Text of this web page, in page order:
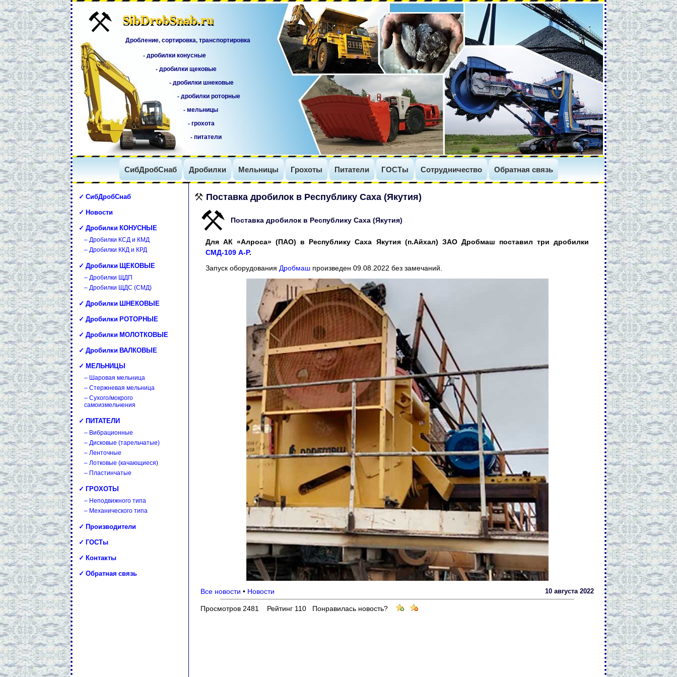
SibDrobSnab.ru
SibDrobSnab.ru
Дробление, сортировка, транспортировка
- дробилки конусные
- дробилки щековые
- дробилки шнековые
- дробилки роторные
- мельницы
- грохота
- питатели
СибДробСнаб Дробилки Мельницы Грохоты Питатели ГОСТы Сотрудничество Обратная связь
✓ СибДробСнаб
✓ Новости
✓ Дробилки КОНУСНЫЕ
– Дробилки КСД и КМД
– Дробилки ККД и КРД
✓ Дробилки ЩЕКОВЫЕ
– Дробилки ЩДП
– Дробилки ЩДС (СМД)
✓ Дробилки ШНЕКОВЫЕ
✓ Дробилки РОТОРНЫЕ
✓ Дробилки МОЛОТКОВЫЕ
✓ Дробилки ВАЛКОВЫЕ
✓ МЕЛЬНИЦЫ
– Шаровая мельница
– Стержневая мельница
– Сухого/мокрого
самоизмельчения
✓ ПИТАТЕЛИ
– Вибрационные
– Дисковые (тарельчатые)
– Ленточные
– Лотковые (качающиеся)
– Пластинчатые
✓ ГРОХОТЫ
– Неподвижного типа
– Механического типа
✓ Производители
✓ ГОСТы
✓ Контакты
✓ Обратная связь
Поставка дробилок в Республику Саха (Якутия)
Поставка дробилок в Республику Саха (Якутия)
Для АК «Алроса» (ПАО) в Республику Саха Якутия (п.Айхал) ЗАО Дробмаш поставил три дробилки
СМД-109 А-Р.
Запуск оборудования Дробмашпроизведен 09.08.2022 без замечаний.
Все новости • Новости 10 августа 2022
Просмотров 2481 Рейтинг 110 Понравилась новость?